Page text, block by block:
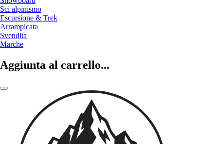
Sci alpinismo
Escursione & Trek
Arrampicata
Svendita
Marche
Aggiunta al carrello...